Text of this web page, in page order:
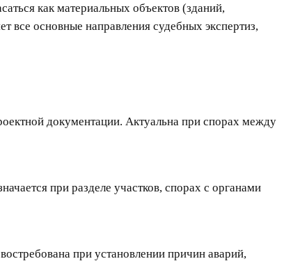
как материальных объектов (зданий,
основные направления судебных экспертиз,
документации. Актуальна при спорах между
при разделе участков, спорах с органами
при установлении причин аварий,